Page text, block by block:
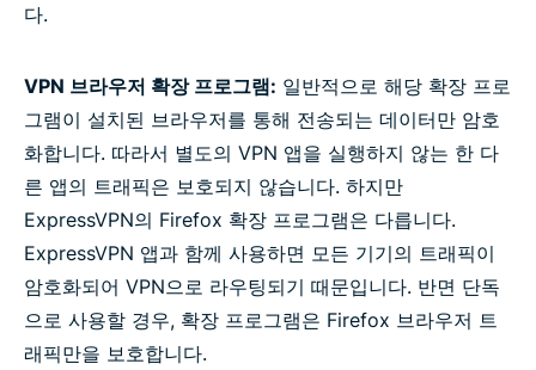
다.
VPN 브라우저 확장 프로그램: 일반적으로 해당 확장 프로
그램이 설치된 브라우저를 통해 전송되는 데이터만 암호
화합니다. 따라서 별도의 VPN 앱을 실행하지 않는 한 다
른 앱의 트래픽은 보호되지 않습니다. 하지만
ExpressVPN의 Firefox 확장 프로그램은 다릅니다.
ExpressVPN 앱과 함께 사용하면 모든 기기의 트래픽이
암호화되어 VPN으로 라우팅되기 때문입니다. 반면 단독
으로 사용할 경우, 확장 프로그램은 Firefox 브라우저 트
래픽만을 보호합니다.